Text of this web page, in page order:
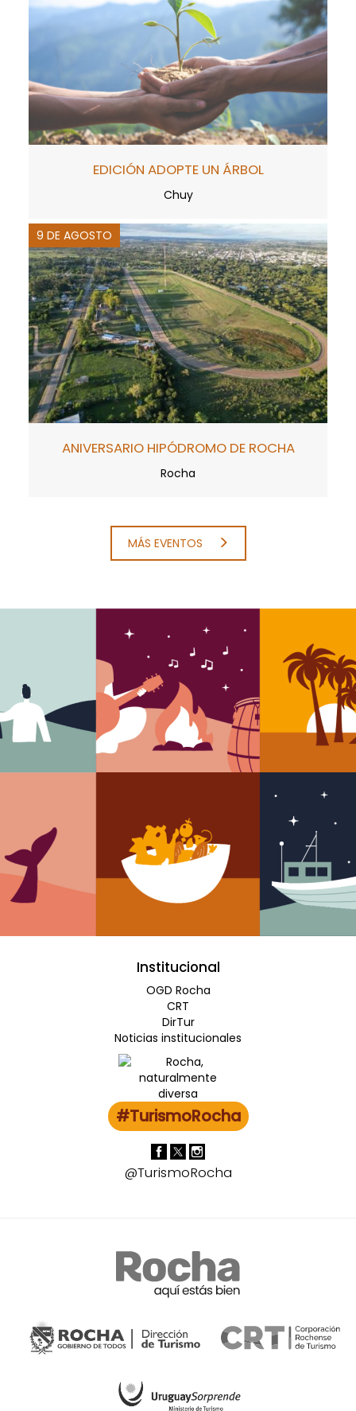
EDICIÓN ADOPTE UN ÁRBOL
Chuy
9 DE AGOSTO
ANIVERSARIO HIPÓDROMO DE ROCHA
Rocha
MÁS EVENTOS
Institucional
OGD Rocha
CRT
DirTur
Noticias institucionales
#TurismoRocha
@TurismoRocha